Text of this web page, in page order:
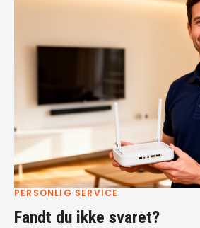
PERSONLIG SERVICE
Fandt du ikke svaret?